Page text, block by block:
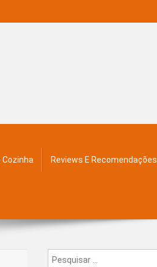
Cozinha Reviews E Recomendações